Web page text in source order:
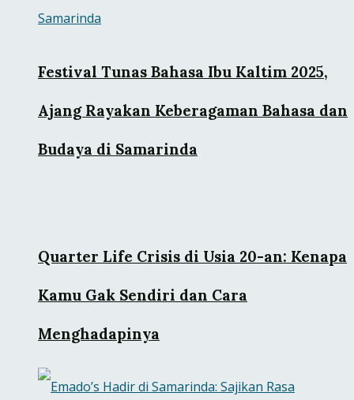
Festival Tunas Bahasa Ibu Kaltim 2025,
Ajang Rayakan Keberagaman Bahasa dan
Budaya di Samarinda
Quarter Life Crisis di Usia 20-an: Kenapa
Kamu Gak Sendiri dan Cara
Menghadapinya